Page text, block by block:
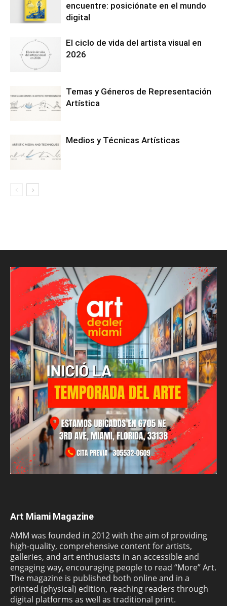
encuentre: posiciónate en el mundo
digital
El ciclo de vida del artista visual en
2026
Temas y Géneros de Representación
Artística
Medios y Técnicas Artísticas
Art Miami Magazine
AMM was founded in 2012 with the aim of providing
high-quality, comprehensive content for artists,
galleries, and art enthusiasts in an accessible and
engaging way, encouraging people to read “More” Art.
The magazine is published both online and in a
printed (physical) edition, reaching readers through
digital platforms as well as traditional print.